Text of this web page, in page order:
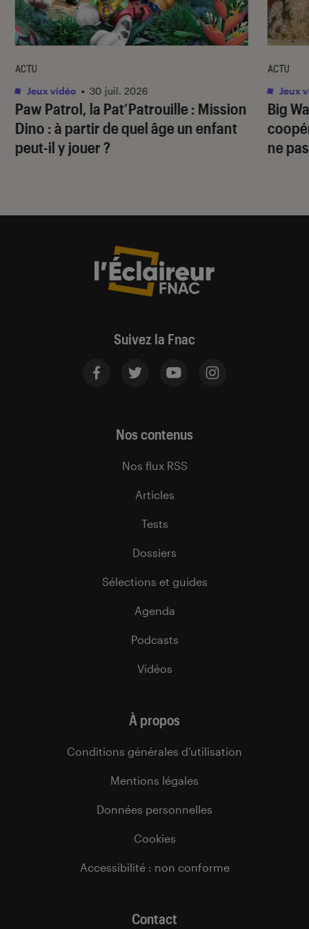
Paw Patrol, la Pat’Patrouille : Mission
Dino : à partir de quel âge un enfant
peut-il y jouer ?
ACTU
Jeux vidéo • 30 juil. 2026
Big
ne
ACTU
Jeux
Suivez la Fnac
Nos contenus
Nos flux RSS
Articles
Tests
Dossiers
Sélections et guides
Agenda
Podcasts
Vidéos
À propos
Conditions générales d’utilisation
Mentions légales
Données personnelles
Cookies
Accessibilité : non conforme
Contact